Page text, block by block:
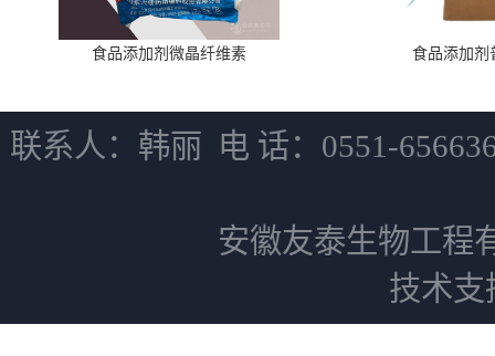
食品添加剂微晶纤维素 食品添加剂
联系人：韩丽 电 话：0551-
安徽友泰生物工程
技术